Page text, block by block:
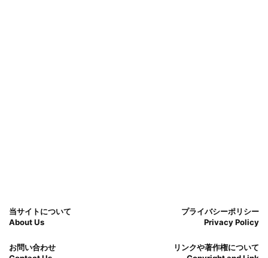
当サイトについて
About Us
プライバシーポリシー
Privacy Policy
お問い合わせ
リンクや著作権について